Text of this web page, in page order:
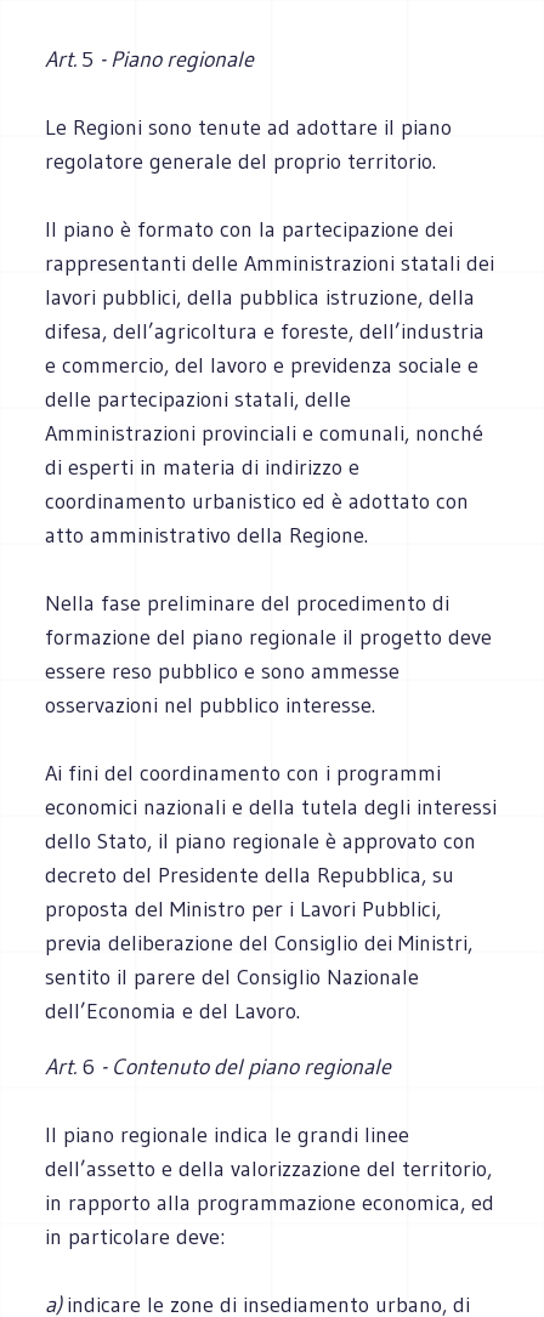
Art. 5 - Piano regionale
Le Regioni sono tenute ad adottare il piano
regolatore generale del proprio territorio.
Il piano è formato con la partecipazione dei
rappresentanti delle Amministrazioni statali dei
lavori pubblici, della pubblica istruzione, della
difesa, dell’agricoltura e foreste, dell’industria
e commercio, del lavoro e previdenza sociale e
delle partecipazioni statali, delle
Amministrazioni provinciali e comunali, nonché
di esperti in materia di indirizzo e
coordinamento urbanistico ed è adottato con
atto amministrativo della Regione.
Nella fase preliminare del procedimento di
formazione del piano regionale il progetto deve
essere reso pubblico e sono ammesse
osservazioni nel pubblico interesse.
Ai fini del coordinamento con i programmi
economici nazionali e della tutela degli interessi
dello Stato, il piano regionale è approvato con
decreto del Presidente della Repubblica, su
proposta del Ministro per i Lavori Pubblici,
previa deliberazione del Consiglio dei Ministri,
sentito il parere del Consiglio Nazionale
dell’Economia e del Lavoro.
Art. 6 - Contenuto del piano regionale
Il piano regionale indica le grandi linee
dell’assetto e della valorizzazione del territorio,
in rapporto alla programmazione economica, ed
in particolare deve:
a)indicare le zone di insediamento urbano, di